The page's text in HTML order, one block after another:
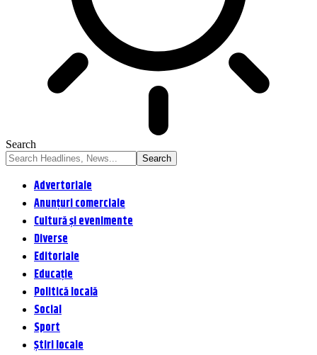
Search
Advertoriale
Anunțuri comerciale
Cultură și evenimente
Diverse
Editoriale
Educație
Politică locală
Social
Sport
Știri locale